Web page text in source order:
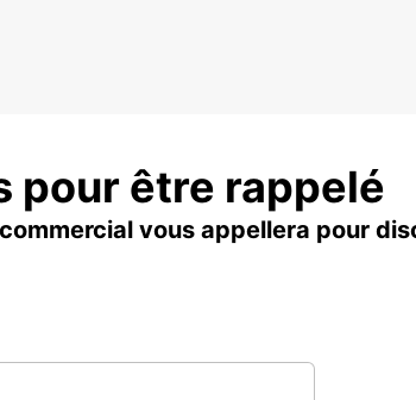
pour être rappelé
vous appellera pour